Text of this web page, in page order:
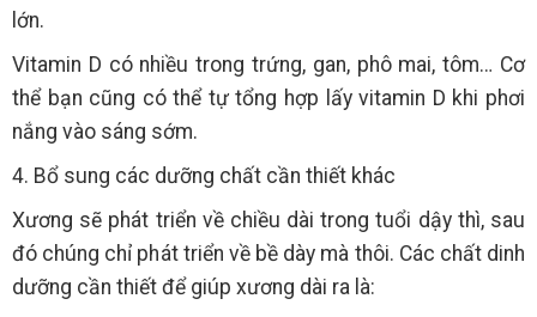
lớn.
Vitamin D có nhiều trong trứng, gan, phô mai, tôm… Cơ
thể bạn cũng có thể tự tổng hợp lấy vitamin D khi phơi
nắng vào sáng sớm.
4. Bổ sung các dưỡng chất cần thiết khác
Xương sẽ phát triển về chiều dài trong tuổi dậy thì, sau
đó chúng chỉ phát triển về bề dày mà thôi. Các chất dinh
dưỡng cần thiết để giúp xương dài ra là: